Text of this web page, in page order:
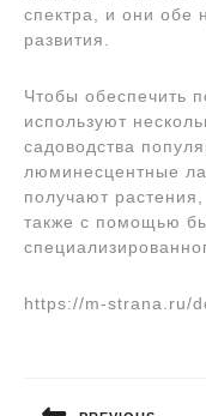
спектра, и они обе
развития.
Чтобы обеспечить
используют
садоводства
люминесцентные
получают
также с помощью
https://m-strana.ru/